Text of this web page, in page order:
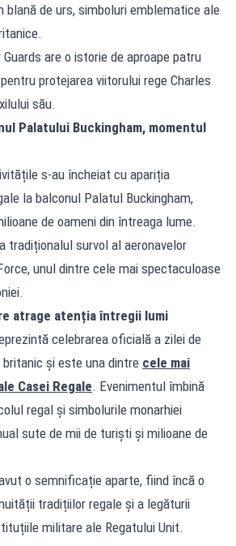
blană de urs, simboluri emblematice ale
Guards are o istorie de aproape patru
protejarea viitorului rege Charles
său.
Palatului Buckingham, momentul
s-au încheiat cu apariția
la balconul Palatul Buckingham,
de oameni din întreaga lume.
tradiționalul survol al aeronavelor
unul dintre cele mai spectaculoase
atrage atenția întregii lumi
celebrarea oficială a zilei de
și este una dintre cele mai
Casei Regale. Evenimentul îmbină
regal și simbolurile monarhiei
sute de mii de turiști și milioane de
o semnificație aparte, fiind încă o
tradițiilor regale și a legăturii
militare ale Regatului Unit.